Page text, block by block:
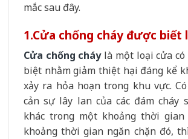
mắc sau đây.
1.Cửa chống cháy được biết
Cửa chống cháy là một loại cửa có
biệt nhằm giảm thiệt hại đáng kể
xảy ra hỏa hoạn trong khu vực.
cản sự lây lan của các đám cháy
khác trong một khoảng thời gian
khoảng thời gian ngăn chặn đó,